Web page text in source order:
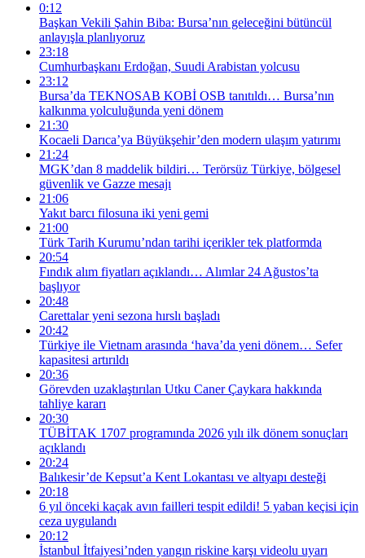
0:12
Başkan Vekili Şahin Biba: Bursa’nın geleceğini bütüncül
anlayışla planlıyoruz
23:18
Cumhurbaşkanı Erdoğan, Suudi Arabistan yolcusu
23:12
Bursa’da TEKNOSAB KOBİ OSB tanıtıldı… Bursa’nın
kalkınma yolculuğunda yeni dönem
21:30
Kocaeli Darıca’ya Büyükşehir’den modern ulaşım yatırımı
21:24
MGK’dan 8 maddelik bildiri… Terörsüz Türkiye, bölgesel
güvenlik ve Gazze mesajı
21:06
Yakıt barcı filosuna iki yeni gemi
21:00
Türk Tarih Kurumu’ndan tarihi içerikler tek platformda
20:54
Fındık alım fiyatları açıklandı… Alımlar 24 Ağustos’ta
başlıyor
20:48
Carettalar yeni sezona hırslı başladı
20:42
Türkiye ile Vietnam arasında ‘hava’da yeni dönem… Sefer
kapasitesi artırıldı
20:36
Görevden uzaklaştırılan Utku Caner Çaykara hakkında
tahliye kararı
20:30
TÜBİTAK 1707 programında 2026 yılı ilk dönem sonuçları
açıklandı
20:24
Balıkesir’de Kepsut’a Kent Lokantası ve altyapı desteği
20:18
6 yıl önceki kaçak avın failleri tespit edildi! 5 yaban keçisi için
ceza uygulandı
20:12
İstanbul İtfaiyesi’nden yangın riskine karşı videolu uyarı